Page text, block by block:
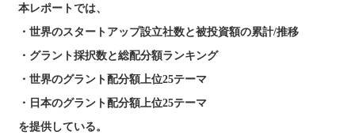
本レポートでは、
・世界のスタートアップ設立社数と被投資額の累計/推移
・グラント採択数と総配分額ランキング
・世界のグラント配分額上位25テーマ
・日本のグラント配分額上位25テーマ
を提供している。